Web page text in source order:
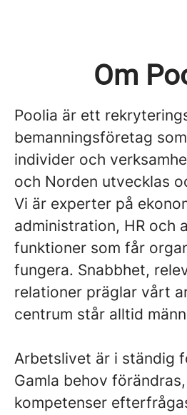
Om
Poolia är ett
bemanningsföretag
individer och
och Norden utvecklas
Vi är experter på
administration, HR och
funktioner som får
fungera. Snabbhet,
relationer präglar vårt
centrum står alltid
Arbetslivet är i ständig
Gamla behov
kompetenser